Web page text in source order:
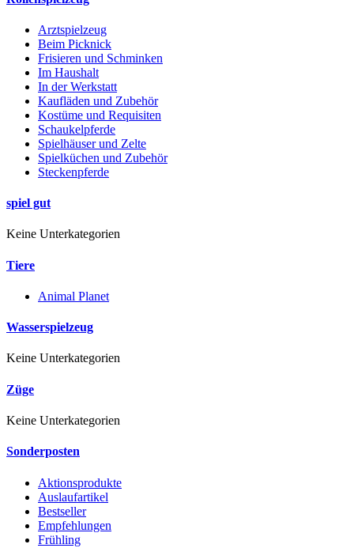
Arztspielzeug
Beim Picknick
Frisieren und Schminken
Im Haushalt
In der Werkstatt
Kaufläden und Zubehör
Kostüme und Requisiten
Schaukelpferde
Spielhäuser und Zelte
Spielküchen und Zubehör
Steckenpferde
spiel gut
Keine Unterkategorien
Tiere
Animal Planet
Wasserspielzeug
Keine Unterkategorien
Züge
Keine Unterkategorien
Sonderposten
Aktionsprodukte
Auslaufartikel
Bestseller
Empfehlungen
Frühling